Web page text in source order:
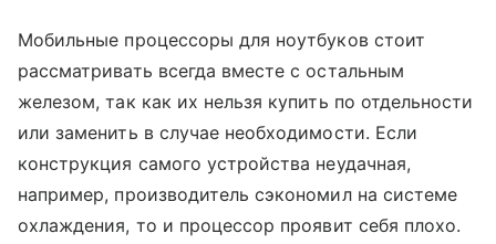
Мобильные процессоры для ноутбуков стоит
рассматривать всегда вместе с остальным
железом, так как их нельзя купить по отдельности
или заменить в случае необходимости. Если
конструкция самого устройства неудачная,
например, производитель сэкономил на системе
охлаждения, то и процессор проявит себя плохо.